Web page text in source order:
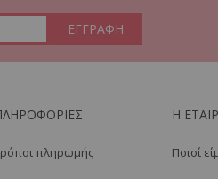
ΕΓΓΡΑΦΗ
πληρωμής
Η
Ποιοί